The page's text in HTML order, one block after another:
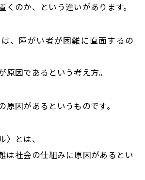
くのか、という違いがあります。
は、障がい者が困難に直面するの
原因であるという考え方。
原因があるというものです。
〉とは、
は社会の仕組みに原因があるとい